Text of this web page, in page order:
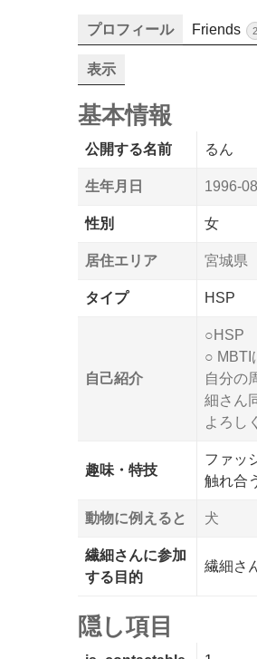
プロフィール Friends 2
表示
基本情報
公開する名前 るん
生年月日 1996-
性別 女
居住エリア 宮城県
タイプ HSP
自己紹介
○HSP
○ MBTI
自分の
細さん
よろし
趣味・特技
ファッ
触れ合
動物に例えると 犬
繊細さんに参加
する目的
繊細さ
隠し項目